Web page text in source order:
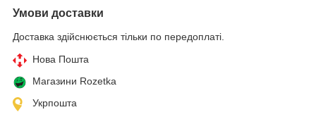
Умови доставки
Доставка здійснюється тільки по передоплаті.
Нова Пошта
Магазини Rozetka
Укрпошта